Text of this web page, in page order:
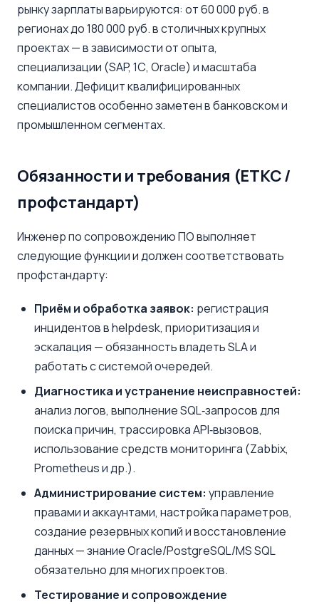
рынку зарплаты варьируются: от 60 000 руб. в
регионах до 180 000 руб. в столичных крупных
проектах — в зависимости от опыта,
специализации (SAP, 1С, Oracle) и масштаба
компании. Дефицит квалифицированных
специалистов особенно заметен в банковском и
промышленном сегментах.
Обязанности и требования (ЕТКС /
профстандарт)
Инженер по сопровождению ПО выполняет
следующие функции и должен соответствовать
профстандарту:
Приём и обработка заявок: регистрация
инцидентов в helpdesk, приоритизация и
эскалация — обязанность владеть SLA и
работать с системой очередей.
Диагностика и устранение неисправностей:
анализ логов, выполнение SQL‑запросов для
поиска причин, трассировка API‑вызовов,
использование средств мониторинга (Zabbix,
Prometheus и др.).
Администрирование систем: управление
правами и аккаунтами, настройка параметров,
создание резервных копий и восстановление
данных — знание Oracle/PostgreSQL/MS SQL
обязательно для многих проектов.
Тестирование и сопровождение